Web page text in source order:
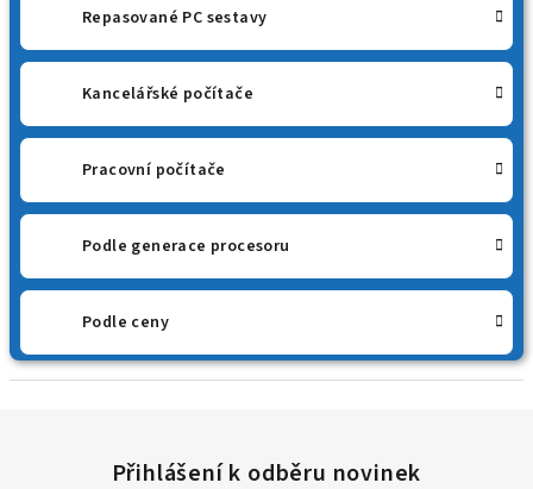
Repasované PC sestavy
Kancelářské počítače
Pracovní počítače
Podle generace procesoru
Podle ceny